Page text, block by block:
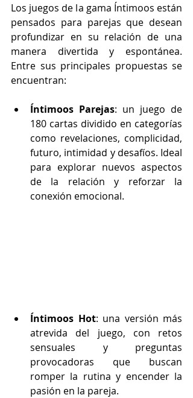
Los juegos de la gama Íntimoos están
pensados para parejas que desean
profundizar en su relación de una
manera divertida y espontánea.
Entre sus principales propuestas se
encuentran:
Íntimoos Parejas: un juego de
180 cartas dividido en categorías
como revelaciones, complicidad,
futuro, intimidad y desafíos. Ideal
para explorar nuevos aspectos
de la relación y reforzar la
conexión emocional.
Íntimoos Hot: una versión más
atrevida del juego, con retos
sensuales y preguntas
provocadoras que buscan
romper la rutina y encender la
pasión en la pareja.